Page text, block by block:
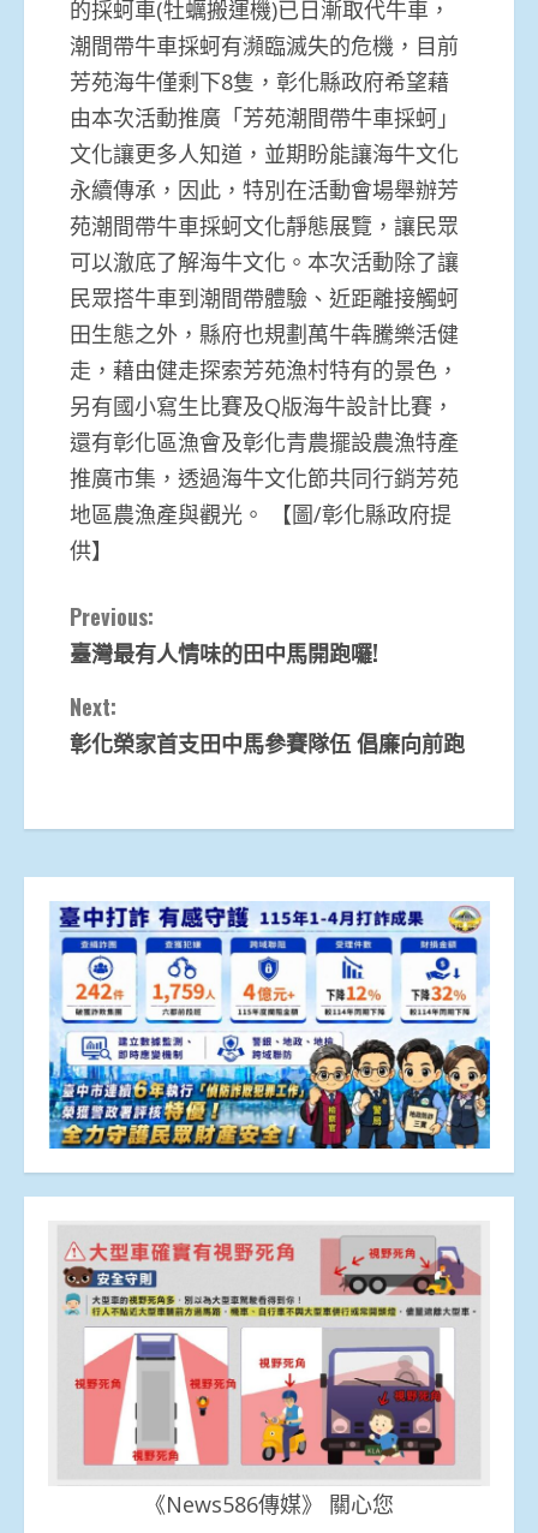
的採蚵車(牡蠣搬運機)已日漸取代牛車，
潮間帶牛車採蚵有瀕臨滅失的危機，目前
芳苑海牛僅剩下8隻，彰化縣政府希望藉
由本次活動推廣「芳苑潮間帶牛車採蚵」
文化讓更多人知道，並期盼能讓海牛文化
永續傳承，因此，特別在活動會場舉辦芳
苑潮間帶牛車採蚵文化靜態展覽，讓民眾
可以澈底了解海牛文化。本次活動除了讓
民眾搭牛車到潮間帶體驗、近距離接觸蚵
田生態之外，縣府也規劃萬牛犇騰樂活健
走，藉由健走探索芳苑漁村特有的景色，
另有國小寫生比賽及Q版海牛設計比賽，
還有彰化區漁會及彰化青農擺設農漁特產
推廣市集，透過海牛文化節共同行銷芳苑
地區農漁產與觀光。 【圖/彰化縣政府提
供】
Continue
Reading
Previous:
臺灣最有人情味的田中馬開跑囉!
Next:
彰化榮家首支田中馬參賽隊伍 倡廉向前跑
《News586傳媒》 關心您